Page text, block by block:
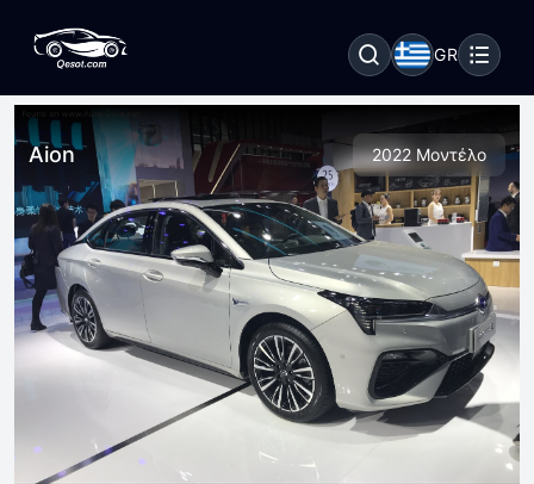
GR
Aion 2022 Μοντέλο